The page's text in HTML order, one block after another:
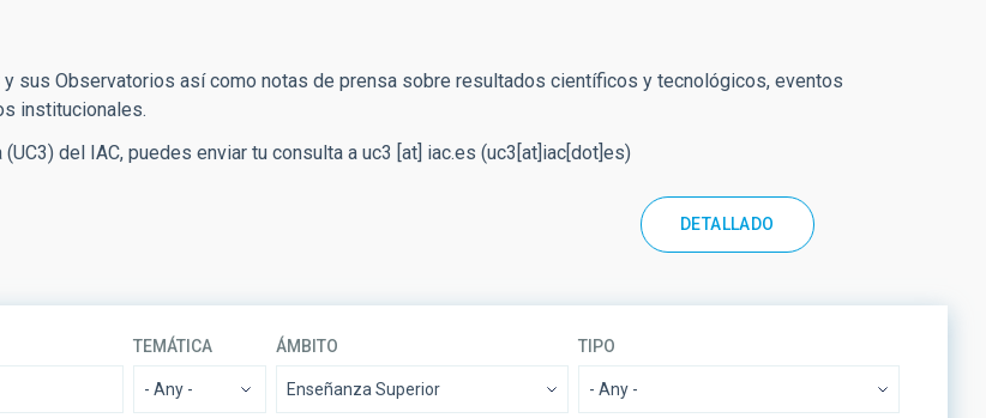
sus Observatorios así como notas de prensa sobre resultados científicos y tecnológicos, eventos
institucionales.
del IAC, puedes enviar tu consulta a uc3 [at] iac.es (uc3[at]iac[dot]es)
DETALLADO
TEMÁTICA
- Any -
ÁMBITO TIPO